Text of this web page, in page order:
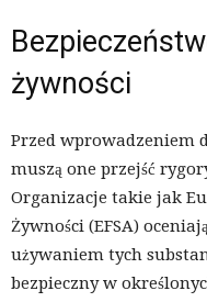
żywności
Przed wprowadzeniem
muszą one przejść
Organizacje takie jak
Żywności (EFSA)
używaniem tych
bezpieczny w